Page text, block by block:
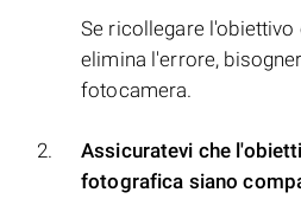
Se ricollegare
elimina l'errore,
fotocamera.
Assicuratevi che
fotografica siano